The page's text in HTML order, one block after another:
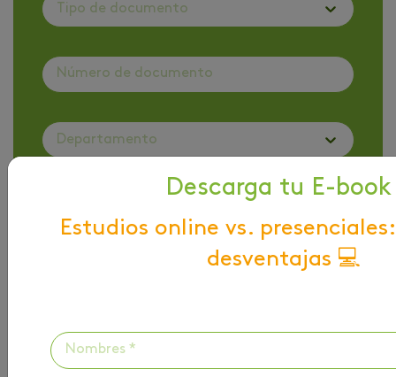
Tipo de documento
Departamento
Descarga tu E-book
Estudios online vs.
desventajas 💻